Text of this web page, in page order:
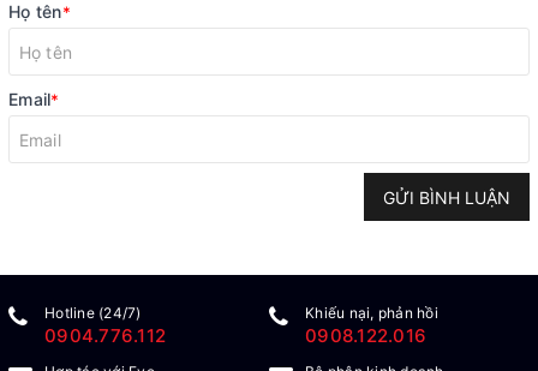
Họ tên*
Email*
GỬI BÌNH LUẬN
Hotline (24/7)
0904.776.112
Khiếu nại, phản hồi
0908.122.016